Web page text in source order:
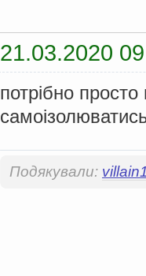
21.03.2020
потрібно
Подякували: